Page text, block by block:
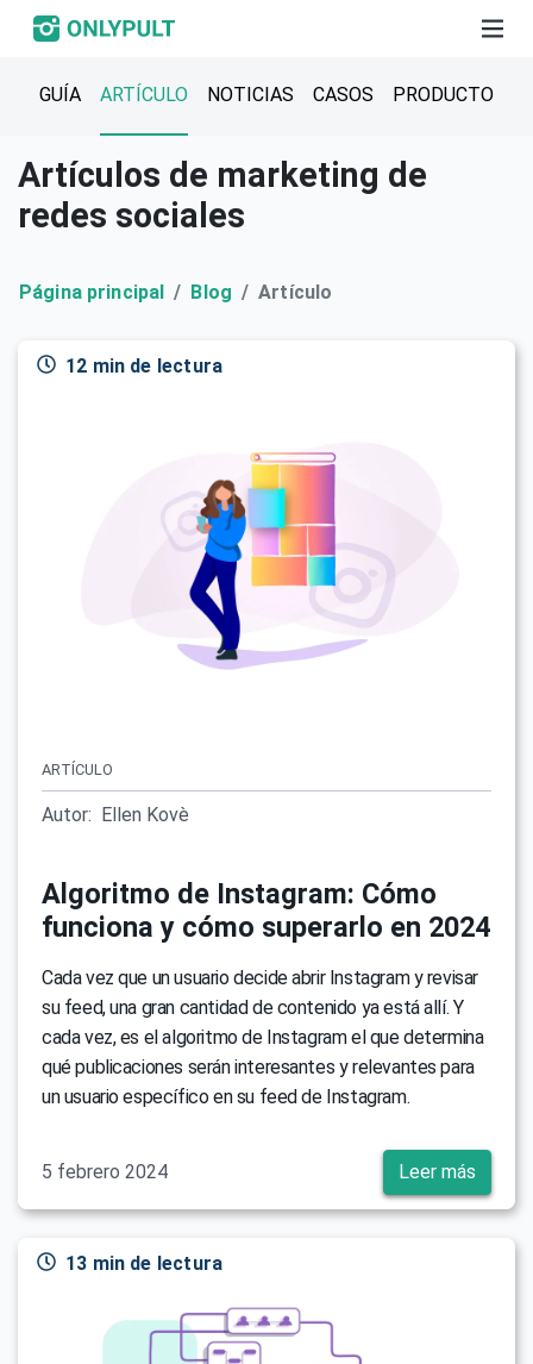
GUÍA ARTÍCULO NOTICIAS CASOS PRODUCTO
Artículos de marketing de
redes sociales
Página principal Blog Artículo
12 min de lectura
ARTÍCULO
Autor: Ellen Kovè
Algoritmo de Instagram: Cómo
funciona y cómo superarlo en 2024
Cada vez que un usuario decide abrir Instagram y revisar
su feed, una gran cantidad de contenido ya está allí. Y
cada vez, es el algoritmo de Instagram el que determina
qué publicaciones serán interesantes y relevantes para
un usuario específico en su feed de Instagram.
5 febrero 2024 Leer más
13 min de lectura